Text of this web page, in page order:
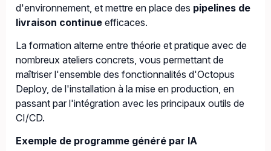
d'environnement, et mettre en place des pipelines de
livraison continue efficaces.
La formation alterne entre théorie et pratique avec de
nombreux ateliers concrets, vous permettant de
maîtriser l'ensemble des fonctionnalités d'Octopus
Deploy, de l'installation à la mise en production, en
passant par l'intégration avec les principaux outils de
CI/CD.
Exemple de programme généré par IA